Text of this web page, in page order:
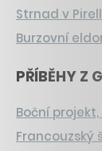
Strnad v
Burzovní
PŘÍBĚHY Z
Boční
Francouzský